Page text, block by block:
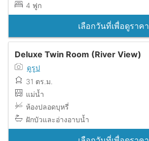
4 ฟูก
เลือกวันที่เพื่อดูราคา
Deluxe Twin Room (River View)
ดูรูป
31 ตร.ม.
แม่น้ำ
ห้องปลอดบุหรี่
ฝักบัวและอ่างอาบน้ำ